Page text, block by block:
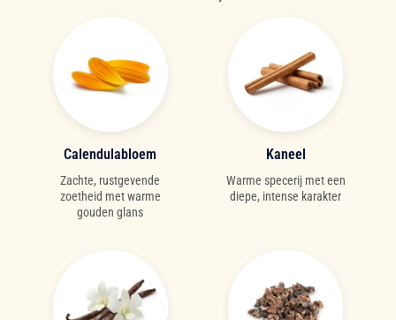
Calendulabloem
Zachte, rustgevende
zoetheid met warme
gouden glans
Kaneel
Warme specerij met een
diepe, intense karakter